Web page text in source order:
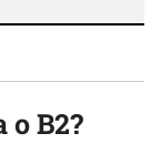
o B2?